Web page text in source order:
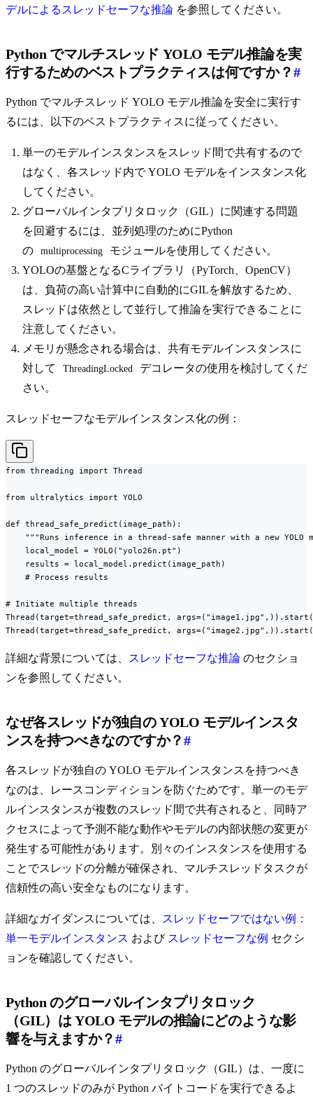
デルによるスレッドセーフな推論 を参照してください。
Python でマルチスレッド YOLO モデル推論を実
行するためのベストプラクティスは何ですか？#
Python でマルチスレッド YOLO モデル推論を安全に実行す
るには、以下のベストプラクティスに従ってください。
単一のモデルインスタンスをスレッド間で共有するので
はなく、各スレッド内で YOLO モデルをインスタンス化
してください。
グローバルインタプリタロック（GIL）に関連する問題
を回避するには、並列処理のためにPython
の
multiprocessing
モジュールを使用してください。
YOLOの基盤となるCライブラリ（PyTorch、OpenCV）
は、負荷の高い計算中に自動的にGILを解放するため、
スレッドは依然として並行して推論を実行できることに
注意してください。
メモリが懸念される場合は、共有モデルインスタンスに
対して
ThreadingLocked
デコレータの使用を検討してくだ
さい。
スレッドセーフなモデルインスタンス化の例：
from threading import Thread
from ultralytics import YOLO
def thread_safe_predict(image_path):
"""Runs inference in a thread-safe manner with a new YOLO
    local_model = YOLO("yolo26n.pt")
    results = local_model.predict(image_path)
    # Process results
# Initiate multiple threads
Thread(target=thread_safe_predict,
Thread(target=thread_safe_predict,
詳細な背景については、 スレッドセーフな推論 のセクショ
ンを参照してください。
なぜ各スレッドが独自の YOLO モデルインスタ
ンスを持つべきなのですか？#
各スレッドが独自の YOLO モデルインスタンスを持つべき
なのは、レースコンディションを防ぐためです。単一のモデ
ルインスタンスが複数のスレッド間で共有されると、同時ア
クセスによって予測不能な動作やモデルの内部状態の変更が
発生する可能性があります。別々のインスタンスを使用する
ことでスレッドの分離が確保され、マルチスレッドタスクが
信頼性の高い安全なものになります。
詳細なガイダンスについては、
スレッドセーフではない例：
単一モデルインスタンス および スレッドセーフな例 セクシ
ョンを確認してください。
Python のグローバルインタプリタロック
（GIL）は YOLO モデルの推論にどのような影
響を与えますか？#
Python のグローバルインタプリタロック（GIL）は、一度に
1 つのスレッドのみが Python バイトコードを実行できるよ